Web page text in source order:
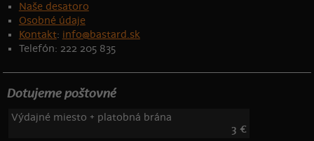
Naše desatoro
Osobné údaje
Kontakt: info@bastard.sk
Telefón: 222 205 835
Dotujeme poštovné
Výdajné miesto + platobná brána
3 €